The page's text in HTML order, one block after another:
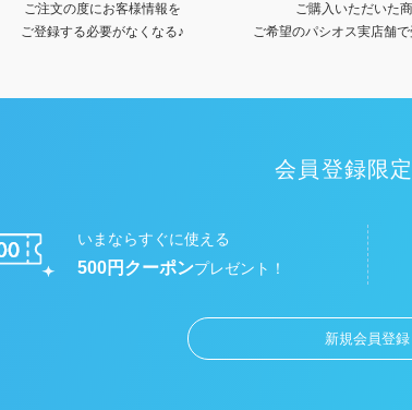
ご注文の度にお客様情報を
ご登録する必要がなくなる♪
ご購入いただいた
ご希望のパシオス実店舗
会員登録限
いまならすぐに使える
500円クーポンプレゼント！
新規会員登録